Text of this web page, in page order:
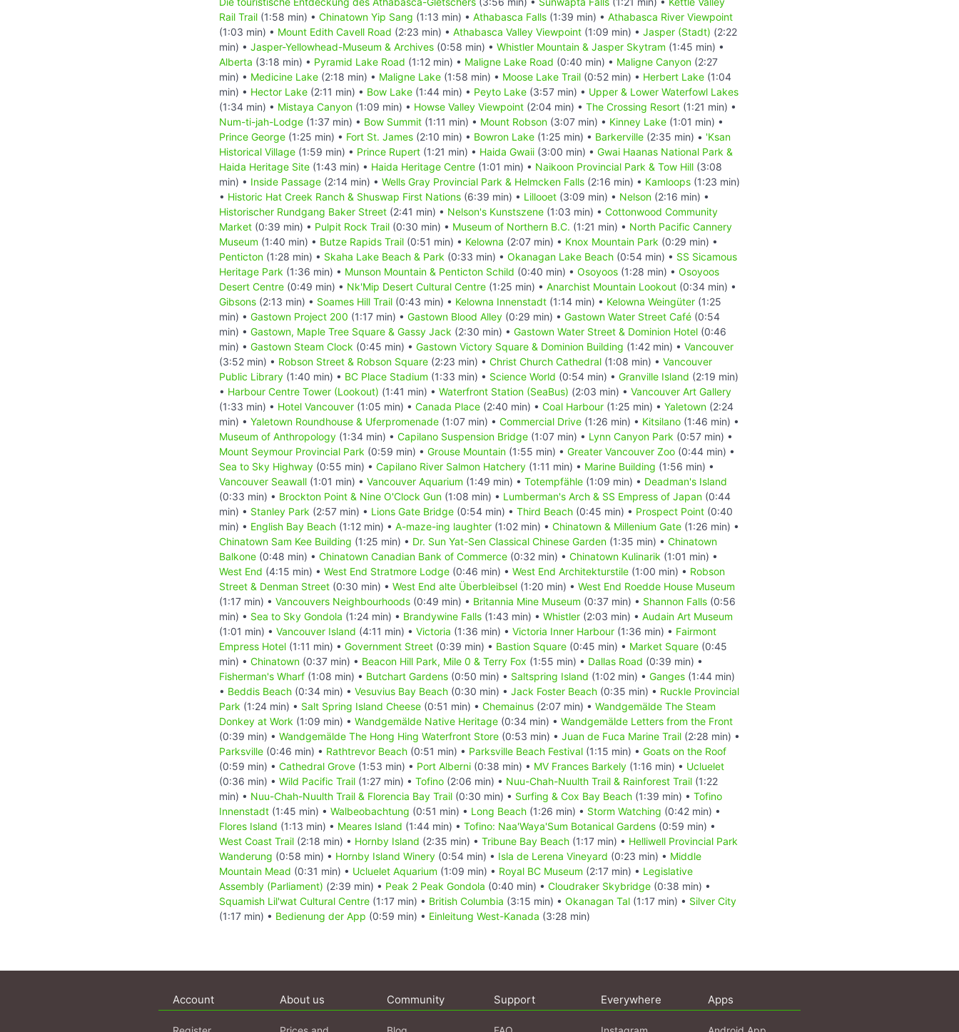
Rail Trail (1:58 min) • Chinatown Yip Sang (1:13 min) • Athabasca Falls (1:39 min) • Athabasca River Viewpoint
(1:03 min) • Mount Edith Cavell Road (2:23 min) • Athabasca Valley Viewpoint (1:09 min) • Jasper (Stadt) (2:22
min) • Jasper-Yellowhead-Museum & Archives (0:58 min) • Whistler Mountain & Jasper Skytram (1:45 min) •
Alberta (3:18 min) • Pyramid Lake Road (1:12 min) • Maligne Lake Road (0:40 min) • Maligne Canyon (2:27
min) • Medicine Lake (2:18 min) • Maligne Lake (1:58 min) • Moose Lake Trail (0:52 min) • Herbert Lake (1:04
min) • Hector Lake (2:11 min) • Bow Lake (1:44 min) • Peyto Lake (3:57 min) • Upper & Lower Waterfowl Lakes
(1:34 min) • Mistaya Canyon (1:09 min) • Howse Valley Viewpoint (2:04 min) • The Crossing Resort (1:21 min) •
Num-ti-jah-Lodge (1:37 min) • Bow Summit (1:11 min) • Mount Robson (3:07 min) • Kinney Lake (1:01 min) •
Prince George (1:25 min) • Fort St. James (2:10 min) • Bowron Lake (1:25 min) • Barkerville (2:35 min) • 'Ksan
Historical Village (1:59 min) • Prince Rupert (1:21 min) • Haida Gwaii (3:00 min) • Gwai Haanas National Park &
Haida Heritage Site (1:43 min) • Haida Heritage Centre (1:01 min) • Naikoon Provincial Park & Tow Hill (3:08
min) • Inside Passage (2:14 min) • Wells Gray Provincial Park & Helmcken Falls (2:16 min) • Kamloops (1:23 min)
• Historic Hat Creek Ranch & Shuswap First Nations (6:39 min) • Lillooet (3:09 min) • Nelson (2:16 min) •
Historischer Rundgang Baker Street (2:41 min) • Nelson's Kunstszene (1:03 min) • Cottonwood Community
Market (0:39 min) • Pulpit Rock Trail (0:30 min) • Museum of Northern B.C. (1:21 min) • North Pacific Cannery
Museum (1:40 min) • Butze Rapids Trail (0:51 min) • Kelowna (2:07 min) • Knox Mountain Park (0:29 min) •
Penticton (1:28 min) • Skaha Lake Beach & Park (0:33 min) • Okanagan Lake Beach (0:54 min) • SS Sicamous
Heritage Park (1:36 min) • Munson Mountain & Penticton Schild (0:40 min) • Osoyoos (1:28 min) • Osoyoos
Desert Centre (0:49 min) • Nk'Mip Desert Cultural Centre (1:25 min) • Anarchist Mountain Lookout (0:34 min) •
Gibsons (2:13 min) • Soames Hill Trail (0:43 min) • Kelowna Innenstadt (1:14 min) • Kelowna Weingüter (1:25
min) • Gastown Project 200 (1:17 min) • Gastown Blood Alley (0:29 min) • Gastown Water Street Café (0:54
min) • Gastown, Maple Tree Square & Gassy Jack (2:30 min) • Gastown Water Street & Dominion Hotel (0:46
min) • Gastown Steam Clock (0:45 min) • Gastown Victory Square & Dominion Building (1:42 min) • Vancouver
(3:52 min) • Robson Street & Robson Square (2:23 min) • Christ Church Cathedral (1:08 min) • Vancouver
Public Library (1:40 min) • BC Place Stadium (1:33 min) • Science World (0:54 min) • Granville Island (2:19 min)
• Harbour Centre Tower (Lookout) (1:41 min) • Waterfront Station (SeaBus) (2:03 min) • Vancouver Art Gallery
(1:33 min) • Hotel Vancouver (1:05 min) • Canada Place (2:40 min) • Coal Harbour (1:25 min) • Yaletown (2:24
min) • Yaletown Roundhouse & Uferpromenade (1:07 min) • Commercial Drive (1:26 min) • Kitsilano (1:46 min) •
Museum of Anthropology (1:34 min) • Capilano Suspension Bridge (1:07 min) • Lynn Canyon Park (0:57 min) •
Mount Seymour Provincial Park (0:59 min) • Grouse Mountain (1:55 min) • Greater Vancouver Zoo (0:44 min) •
Sea to Sky Highway (0:55 min) • Capilano River Salmon Hatchery (1:11 min) • Marine Building (1:56 min) •
Vancouver Seawall (1:01 min) • Vancouver Aquarium (1:49 min) • Totempfähle (1:09 min) • Deadman's Island
(0:33 min) • Brockton Point & Nine O'Clock Gun (1:08 min) • Lumberman's Arch & SS Empress of Japan (0:44
min) • Stanley Park (2:57 min) • Lions Gate Bridge (0:54 min) • Third Beach (0:45 min) • Prospect Point (0:40
min) • English Bay Beach (1:12 min) • A-maze-ing laughter (1:02 min) • Chinatown & Millenium Gate (1:26 min) •
Chinatown Sam Kee Building (1:25 min) • Dr. Sun Yat-Sen Classical Chinese Garden (1:35 min) • Chinatown
Balkone (0:48 min) • Chinatown Canadian Bank of Commerce (0:32 min) • Chinatown Kulinarik (1:01 min) •
West End (4:15 min) • West End Stratmore Lodge (0:46 min) • West End Architekturstile (1:00 min) • Robson
Street & Denman Street (0:30 min) • West End alte Überbleibsel (1:20 min) • West End Roedde House Museum
(1:17 min) • Vancouvers Neighbourhoods (0:49 min) • Britannia Mine Museum (0:37 min) • Shannon Falls (0:56
min) • Sea to Sky Gondola (1:24 min) • Brandywine Falls (1:43 min) • Whistler (2:03 min) • Audain Art Museum
(1:01 min) • Vancouver Island (4:11 min) • Victoria (1:36 min) • Victoria Inner Harbour (1:36 min) • Fairmont
Empress Hotel (1:11 min) • Government Street (0:39 min) • Bastion Square (0:45 min) • Market Square (0:45
min) • Chinatown (0:37 min) • Beacon Hill Park, Mile 0 & Terry Fox (1:55 min) • Dallas Road (0:39 min) •
Fisherman's Wharf (1:08 min) • Butchart Gardens (0:50 min) • Saltspring Island (1:02 min) • Ganges (1:44 min)
• Beddis Beach (0:34 min) • Vesuvius Bay Beach (0:30 min) • Jack Foster Beach (0:35 min) • Ruckle Provincial
Park (1:24 min) • Salt Spring Island Cheese (0:51 min) • Chemainus (2:07 min) • Wandgemälde The Steam
Donkey at Work (1:09 min) • Wandgemälde Native Heritage (0:34 min) • Wandgemälde Letters from the Front
(0:39 min) • Wandgemälde The Hong Hing Waterfront Store (0:53 min) • Juan de Fuca Marine Trail (2:28 min) •
Parksville (0:46 min) • Rathtrevor Beach (0:51 min) • Parksville Beach Festival (1:15 min) • Goats on the Roof
(0:59 min) • Cathedral Grove (1:53 min) • Port Alberni (0:38 min) • MV Frances Barkely (1:16 min) • Ucluelet
(0:36 min) • Wild Pacific Trail (1:27 min) • Tofino (2:06 min) • Nuu-Chah-Nuulth Trail & Rainforest Trail (1:22
min) • Nuu-Chah-Nuulth Trail & Florencia Bay Trail (0:30 min) • Surfing & Cox Bay Beach (1:39 min) • Tofino
Innenstadt (1:45 min) • Walbeobachtung (0:51 min) • Long Beach (1:26 min) • Storm Watching (0:42 min) •
Flores Island (1:13 min) • Meares Island (1:44 min) • Tofino: Naa'Waya'Sum Botanical Gardens (0:59 min) •
West Coast Trail (2:18 min) • Hornby Island (2:35 min) • Tribune Bay Beach (1:17 min) • Helliwell Provincial Park
Wanderung (0:58 min) • Hornby Island Winery (0:54 min) • Isla de Lerena Vineyard (0:23 min) • Middle
Mountain Mead (0:31 min) • Ucluelet Aquarium (1:09 min) • Royal BC Museum (2:17 min) • Legislative
Assembly (Parliament) (2:39 min) • Peak 2 Peak Gondola (0:40 min) • Cloudraker Skybridge (0:38 min) •
Squamish Lil'wat Cultural Centre (1:17 min) • British Columbia (3:15 min) • Okanagan Tal (1:17 min) • Silver City
(1:17 min) • Bedienung der App (0:59 min) • Einleitung West-Kanada (3:28 min)
Account About us Community Support Everywhere Apps